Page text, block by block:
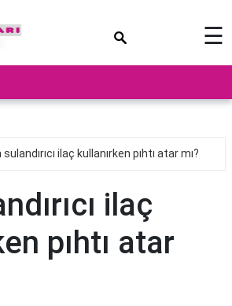
☰
sulandırıcı ilaç kullanırken pıhtı atar mı?
ilaç
pıhtı atar